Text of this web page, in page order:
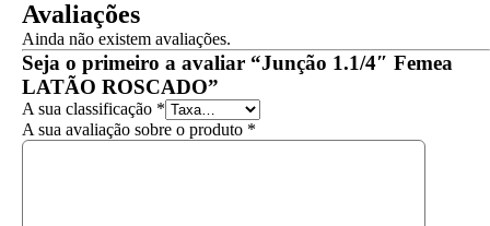
Avaliações
Ainda não existem avaliações.
Seja o primeiro a avaliar “Junção 1.1/4″ Femea
LATÃO ROSCADO”
A sua classificação *
A sua avaliação sobre o produto *